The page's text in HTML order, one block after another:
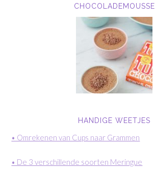
CHOCOLADEMOUSSE
HANDIGE WEETJES
• Omrekenen van Cups naar Grammen
• De 3 verschillende soorten Meringue